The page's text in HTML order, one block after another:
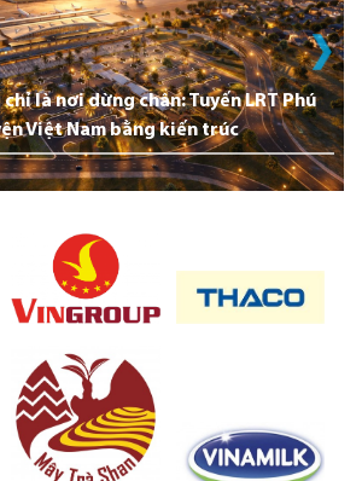
là nơi dừng chân: Tuyến LRT Phú
Việt Nam bằng kiến trúc